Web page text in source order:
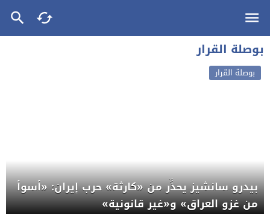
بوصلة القرار
بوصلة القرار
بيدرو سانشيز يحذِّر من «كارثة» حرب إيران: «أسوأ
من غزو العراق» و«غير قانونية»